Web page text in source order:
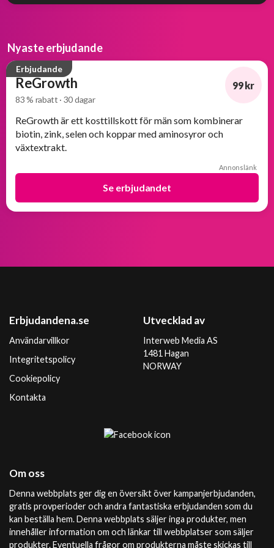
Nyaste erbjudande
Erbjudande
ReGrowth
83 % rabatt · 30 dagar
99 kr
ReGrowth är ett kosttillskott för män som kombinerar
biotin, zink, selen och koppar med aminosyror och
växtextrakt.
Annonslänk
Se erbjudandet
Erbjudandena.se
Användarvillkor
Integritetspolicy
Cookiepolicy
Kontakta
Utvecklad av
Interweb Media AS
1481 Hagan
NORWAY
Om oss
Denna webbplats ger dig en översikt över kampanjerbjudanden,
gratis provperioder och andra fantastiska erbjudanden som du
kan beställa hem. Denna webbplats säljer inga produkter, men
innehåller information om och länkar till webbplatser som säljer
produkter. Eventuella frågor om produkterna måste skickas till